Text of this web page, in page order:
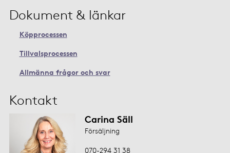
Dokument & länkar
Köpprocessen
Tillvalsprocessen
Allmänna frågor och svar
Kontakt
Carina Säll
Försäljning
070-294 31 38